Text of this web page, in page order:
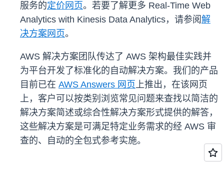
服务的定价网页。若要了解更多 Real-Time Web
Analytics with Kinesis Data Analytics，请参阅 解
决方案网页。
AWS 解决方案团队传达了 AWS 架构最佳实践并
为平台开发了标准化的自动解决方案。我们的产品
目前已在 AWS Answers 网页上推出，在该网页
上，客户可以按类别浏览常见问题来查找以简洁的
解决方案简述或综合性解决方案形式提供的解答，
这些解决方案是可满足特定业务需求的经 AWS 审
查的、自动的全包式参考实施。